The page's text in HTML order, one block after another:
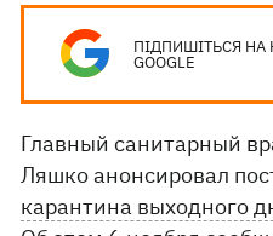
ПІДПИШІТЬСЯ НА
GOOGLE
Главный санитарный
Ляшко анонсировал
карантина выходного